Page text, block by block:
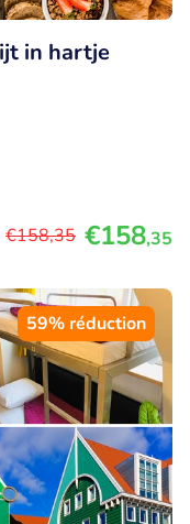
in hartje
€158,35 €158,35
59% réduction